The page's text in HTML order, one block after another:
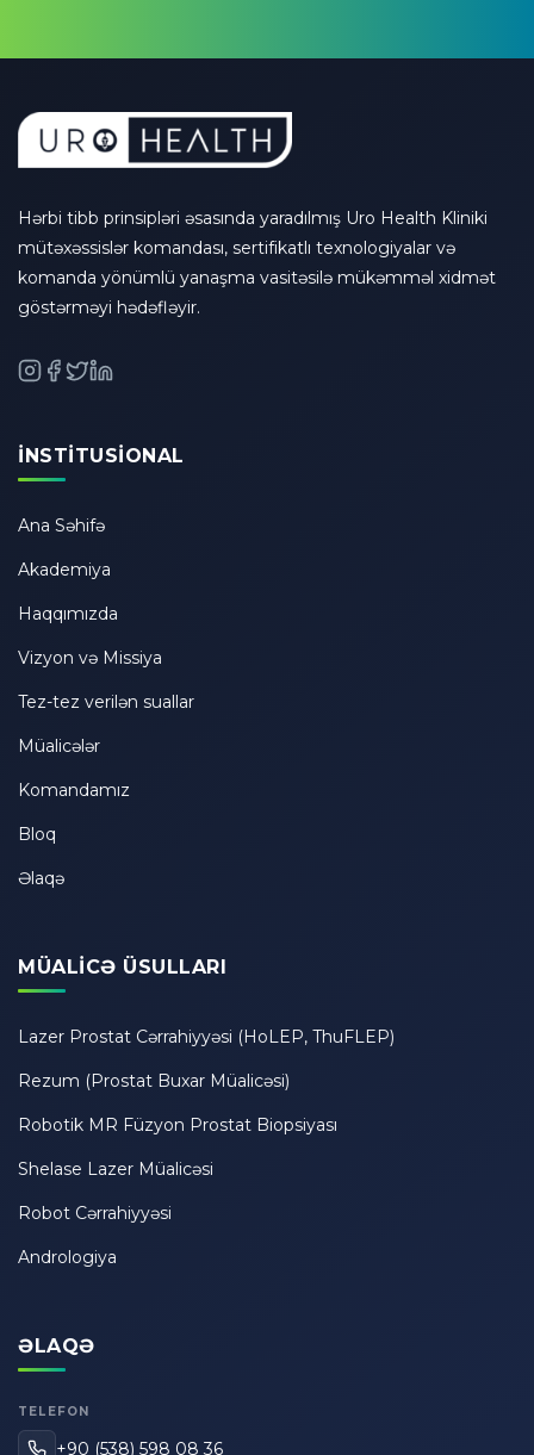
Hərbi tibb prinsipləri əsasında yaradılmış Uro Health Kliniki
mütəxəssislər komandası, sertifikatlı texnologiyalar və
komanda yönümlü yanaşma vasitəsilə mükəmməl xidmət
göstərməyi hədəfləyir.
İNSTITUSIONAL
Ana Səhifə
Akademiya
Haqqımızda
Vizyon və Missiya
Tez-tez verilən suallar
Müalicələr
Komandamız
Bloq
Əlaqə
MÜALICƏ ÜSULLARI
Lazer Prostat Cərrahiyyəsi (HoLEP, ThuFLEP)
Rezum (Prostat Buxar Müalicəsi)
Robotik MR Füzyon Prostat Biopsiyası
Shelase Lazer Müalicəsi
Robot Cərrahiyyəsi
Andrologiya
ƏLAQƏ
TELEFON
+90 (538) 598 08 36